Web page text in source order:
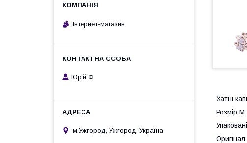
Хатні
Розмір
Інтернет-магазин
Юрій Ф
м.Ужгород, Ужгород, Україна